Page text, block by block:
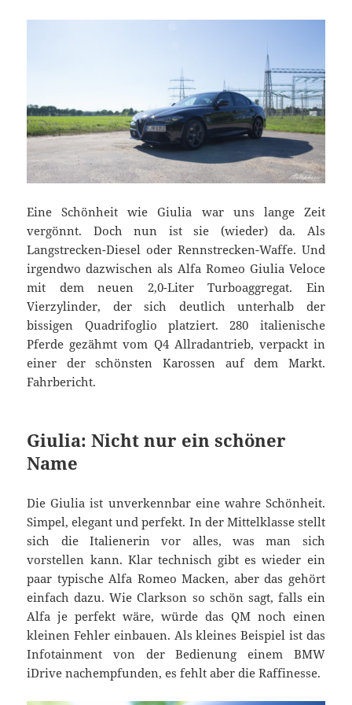
Eine Schönheit wie Giulia war uns lange Zeit
vergönnt. Doch nun ist sie (wieder) da. Als
Langstrecken-Diesel oder Rennstrecken-Waffe. Und
irgendwo dazwischen als Alfa Romeo Giulia Veloce
mit dem neuen 2,0-Liter Turboaggregat. Ein
Vierzylinder, der sich deutlich unterhalb der
bissigen Quadrifoglio platziert. 280 italienische
Pferde gezähmt vom Q4 Allradantrieb, verpackt in
einer der schönsten Karossen auf dem Markt.
Fahrbericht.
Giulia: Nicht nur ein schöner
Name
Die Giulia ist unverkennbar eine wahre Schönheit.
Simpel, elegant und perfekt. In der Mittelklasse stellt
sich die Italienerin vor alles, was man sich
vorstellen kann. Klar technisch gibt es wieder ein
paar typische Alfa Romeo Macken, aber das gehört
einfach dazu. Wie Clarkson so schön sagt, falls ein
Alfa je perfekt wäre, würde das QM noch einen
kleinen Fehler einbauen. Als kleines Beispiel ist das
Infotainment von der Bedienung einem BMW
iDrive nachempfunden, es fehlt aber die Raffinesse.